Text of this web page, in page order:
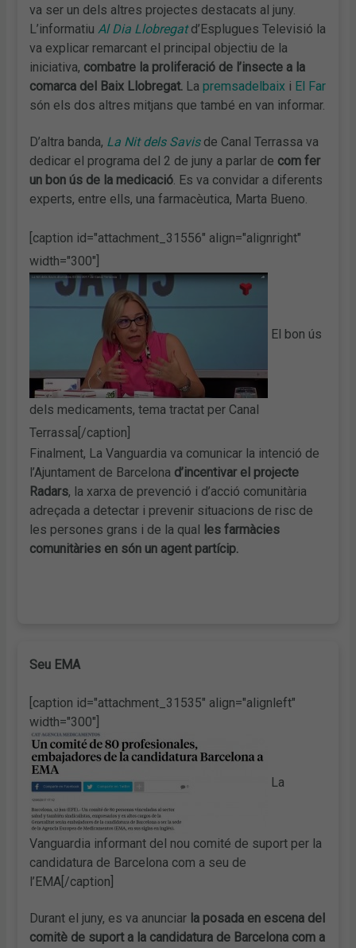
va ser un dels altres projectes destacats al juny.
L’informatiuAl Dia Llobregatd’Esplugues Televisió la
va explicar remarcant el principal objectiu de la
iniciativa, combatre la proliferació de l’insecte a la
comarca del Baix Llobregat. Lapremsadelbaix i El Far
són els dos altres mitjans que també en van informar.
D’altra banda, La Nit dels Savisde Canal Terrassa va
dedicar el programa del 2 de juny a parlar de com fer
un bon ús de la medicació. Es va convidar a diferents
experts, entre ells, una farmacèutica, Marta Bueno.
[caption id="attachment_31556" align="alignright"
width="300"]
El bon ús
dels medicaments, tema tractat per Canal
Terrassa[/caption]
Finalment, La Vanguardia va comunicar la intenció de
l’Ajuntament de Barcelona d’incentivar el projecte
Radars, la xarxa de prevenció i d’acció comunitària
adreçada a detectar i prevenir situacions de risc de
les persones grans i de la qual les farmàcies
comunitàries en són un agent partícip.
Seu EMA
[caption id="attachment_31535" align="alignleft"
width="300"]
La
Vanguardia informant del nou comité de suport per la
candidatura de Barcelona com a seu de
l’EMA[/caption]
Durant el juny, es va anunciar la posada en escena del
comitè de suport a la candidatura de Barcelona com a